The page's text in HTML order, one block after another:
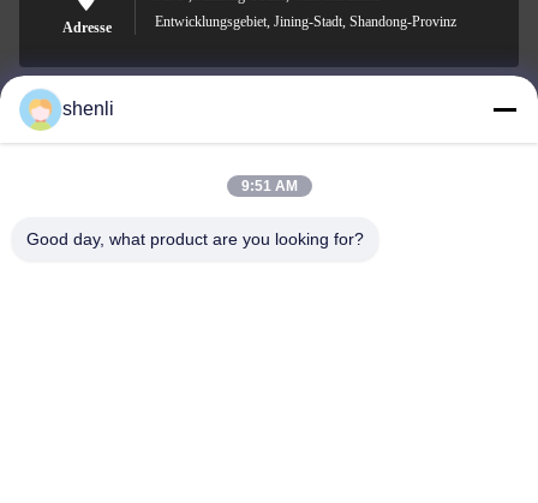
Adresse
Entwicklungsgebiet, Jining-Stadt, Shandong-Provinz
shenli@shenlirigging.com
shenli
9:51 AM
Good day, what product are you looking for?